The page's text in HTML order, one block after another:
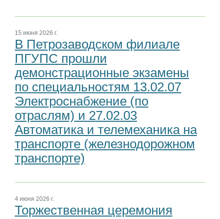
15 июня 2026 г.
В Петрозаводском филиале
ПГУПС прошли
демонстрационные экзамены
по специальностям 13.02.07
Электроснабжение (по
отраслям) и 27.02.03
Автоматика и телемеханика на
транспорте (железнодорожном
транспорте)
4 июня 2026 г.
Торжественная церемония